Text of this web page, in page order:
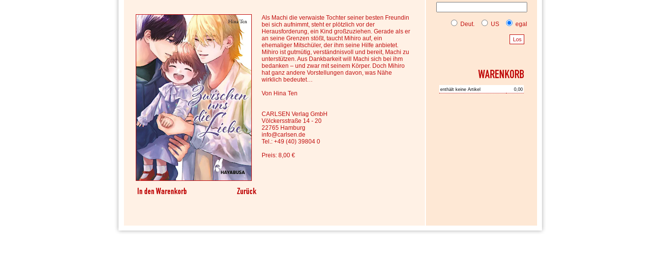
Als Machi die verwaiste Tochter seiner besten Freundin
bei sich aufnimmt, steht er plötzlich vor der
Herausforderung, ein Kind großzuziehen. Gerade als er
an seine Grenzen stößt, taucht Mihiro auf, ein
ehemaliger Mitschüler, der ihm seine Hilfe anbietet.
Mihiro ist gutmütig, verständnisvoll und bereit, Machi zu
unterstützen. Aus Dankbarkeit will Machi sich bei ihm
bedanken – und zwar mit seinem Körper. Doch Mihiro
hat ganz andere Vorstellungen davon, was Nähe
wirklich bedeutet…
Von Hina Ten
CARLSEN Verlag GmbH
Völckersstraße 14 - 20
22765 Hamburg
info@carlsen.de
Tel.: +49 (40) 39804 0
Preis: 8,00 €
Deut. US egal
enthält keine Artikel 0,00